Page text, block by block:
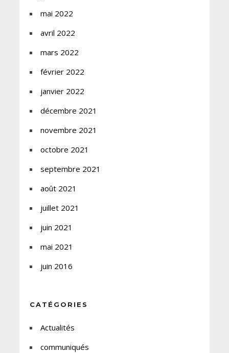
mai 2022
avril 2022
mars 2022
février 2022
janvier 2022
décembre 2021
novembre 2021
octobre 2021
septembre 2021
août 2021
juillet 2021
juin 2021
mai 2021
juin 2016
CATÉGORIES
Actualités
communiqués